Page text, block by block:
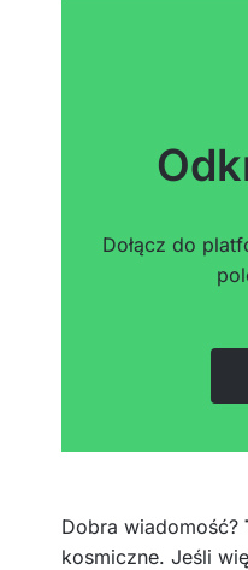
Dołącz do
Dobra wiadomość?
kosmiczne. Jeśli